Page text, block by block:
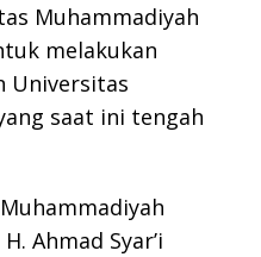
Muhammadiyah
melakukan
Universitas
saat ini tengah
Ahmad Syar’i